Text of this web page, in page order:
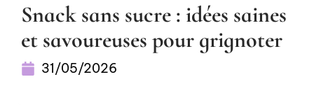
Snack sans sucre : idées saines
et savoureuses pour grignoter
31/05/2026